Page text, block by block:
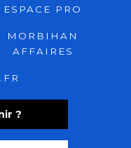
?
ESPACE PRO
MORBIHAN
AFFAIRES